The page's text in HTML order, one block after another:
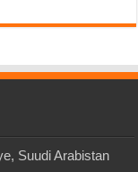
Suudi Arabistan